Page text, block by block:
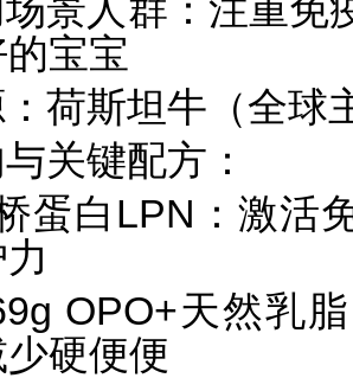
景人群：注重免
宝宝
荷斯坦牛（全球
关键配方：
蛋白LPN：激活
OPO+天然乳
硬便便